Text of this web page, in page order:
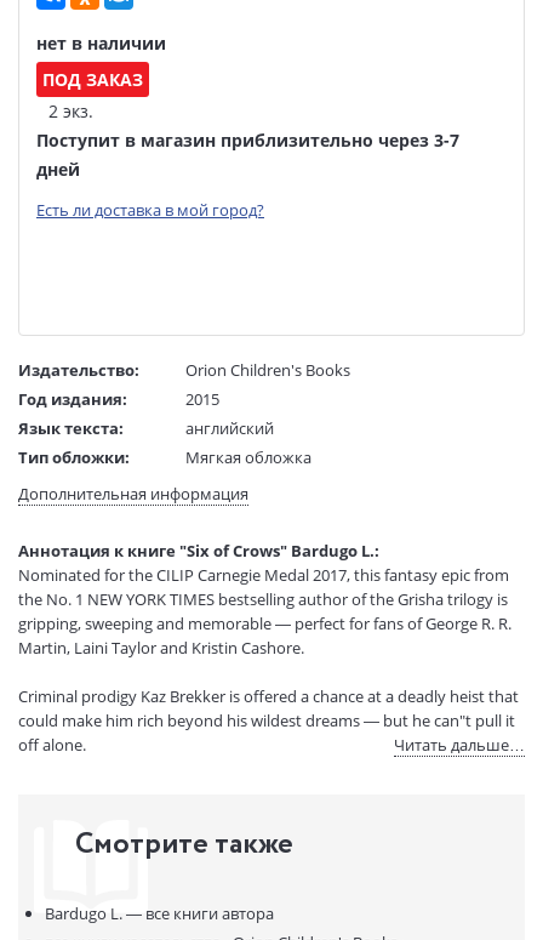
нет в наличии
ПОД ЗАКАЗ
2 экз.
Поступит в магазин приблизительно через 3-7
дней
Есть ли доставка в мой город?
Издательство:
Orion Children's Books
Год издания:
2015
Язык текста:
английский
Тип обложки:
Мягкая обложка
Размеры в мм
(ДхШхВ):
200x130x32
Страниц:
494
Код товара:
50010554
Артикул:
12982876
ISBN:
9781780622286
Дополнительная информация
Аннотация к книге "Six of Crows" Bardugo L.:
Nominated for the CILIP Carnegie Medal 2017, this fantasy epic from
the No. 1 NEW YORK TIMES bestselling author of the Grisha trilogy is
gripping, sweeping and memorable — perfect for fans of George R. R.
Martin, Laini Taylor and Kristin Cashore.
Criminal prodigy Kaz Brekker is offered a chance at a deadly heist that
could make him rich beyond his wildest dreams — but he can"t pull it
off alone.
A runaway with a privileged past.
A spy known as the Wraith.
A thief with a gift for unlikely escapes.
Читать дальше…
Смотрите также
Bardugo L. — все книги автора